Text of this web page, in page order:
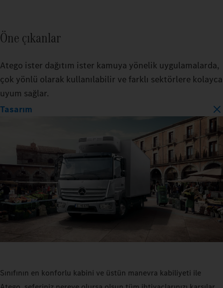
Öne çıkanlar
Atego ister dağıtım ister kamuya yönelik uygulamalarda,
çok yönlü olarak kullanılabilir ve farklı sektörlere kolayca
uyum sağlar.
Tasarım
Sınıfının en konforlu kabini ve üstün manevra kabiliyeti ile